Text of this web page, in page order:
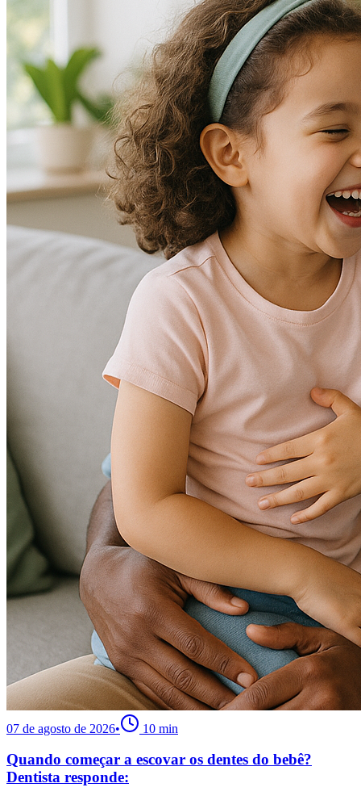
07 de agosto de 2026• 10 min
Quando começar a escovar os dentes do bebê?
Dentista responde: